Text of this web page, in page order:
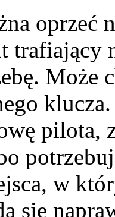
oprzeć
trafiający
Może
klucza.
pilota,
w
się